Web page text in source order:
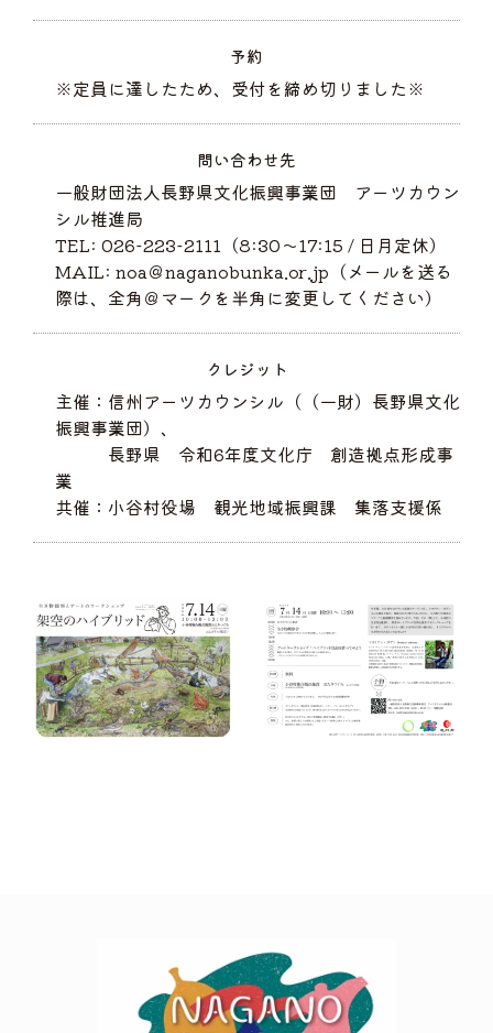
予約
※定員に達したため、受付を締め切りました※
問い合わせ先
一般財団法人長野県文化振興事業団 アーツカウン
シル推進局
TEL: 026-223-2111（8:30～17:15 / 日月定休）
MAIL: noa＠naganobunka.or.jp（メールを送る
際は、全角＠マークを半角に変更してください）
クレジット
主催：信州アーツカウンシル（（一財）長野県文化
振興事業団）、
長野県 令和6年度文化庁 創造拠点形成事
業
共催：小谷村役場 観光地域振興課 集落支援係